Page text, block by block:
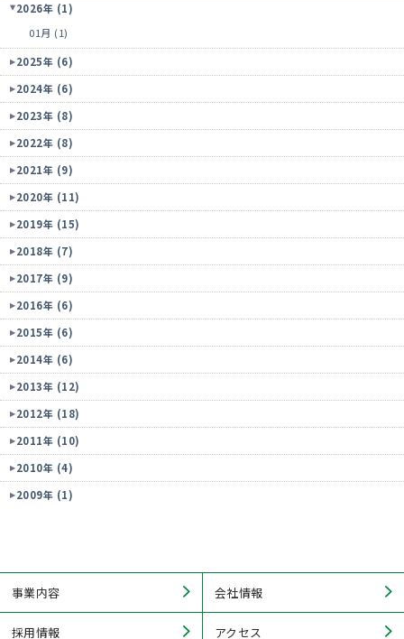
2026年 (1)
01月 (1)
2025年 (6)
2024年 (6)
2023年 (8)
2022年 (8)
2021年 (9)
2020年 (11)
2019年 (15)
2018年 (7)
2017年 (9)
2016年 (6)
2015年 (6)
2014年 (6)
2013年 (12)
2012年 (18)
2011年 (10)
2010年 (4)
2009年 (1)
事業内容 会社情報
採用情報 アクセス